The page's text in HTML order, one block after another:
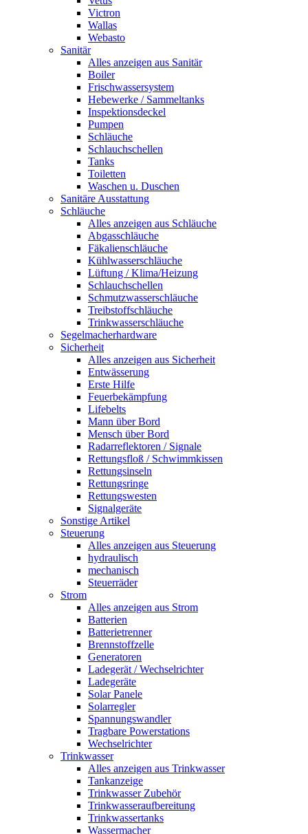
Victron
Wallas
Webasto
Sanitär
Alles anzeigen aus Sanitär
Boiler
Frischwassersystem
Hebewerke / Sammeltanks
Inspektionsdeckel
Pumpen
Schläuche
Schlauchschellen
Tanks
Toiletten
Waschen u. Duschen
Sanitäre Ausstattung
Schläuche
Alles anzeigen aus Schläuche
Abgasschläuche
Fäkalienschläuche
Kühlwasserschläuche
Lüftung / Klima/Heizung
Schlauchschellen
Schmutzwasserschläuche
Treibstoffschläuche
Trinkwasserschläuche
Segelmacherhardware
Sicherheit
Alles anzeigen aus Sicherheit
Entwässerung
Erste Hilfe
Feuerbekämpfung
Lifebelts
Mann über Bord
Mensch über Bord
Radarreflektoren / Signale
Rettungsfloß / Schwimmkissen
Rettungsinseln
Rettungsringe
Rettungswesten
Signalgeräte
Sonstige Artikel
Steuerung
Alles anzeigen aus Steuerung
hydraulisch
mechanisch
Steuerräder
Strom
Alles anzeigen aus Strom
Batterien
Batterietrenner
Brennstoffzelle
Generatoren
Ladegerät / Wechselrichter
Ladegeräte
Solar Panele
Solarregler
Spannungswandler
Tragbare Powerstations
Wechselrichter
Trinkwasser
Alles anzeigen aus Trinkwasser
Tankanzeige
Trinkwasser Zubehör
Trinkwasseraufbereitung
Trinkwassertanks
Wassermacher